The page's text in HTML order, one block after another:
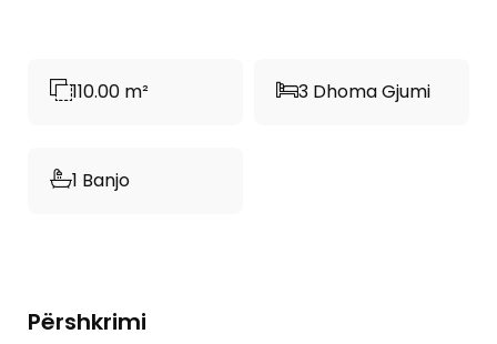
110.00 m² 3 Dhoma Gjumi
1 Banjo
Përshkrimi